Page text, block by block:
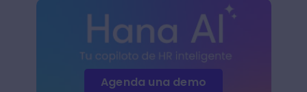
Agenda una demo